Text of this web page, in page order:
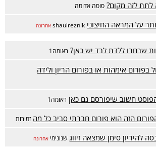
לזה מקום? סוסה אדומה
על המראה החיצוני shaulreznik אחרונה
שבחרו ללדת לבד יש כאן? ראומה1
בפורום אימהות או בפורום הריון ולידה
חשוב שיפורסם גם כאן ראומה1
הזה הוא פורום חברתי סביב כל מה זמירות
להיריון סימן שמצאה זיווג שנונימי אחרונה